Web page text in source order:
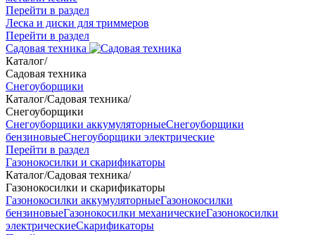
Перейти в раздел
Леска и диски для триммеров
Перейти в раздел
Садовая техника
Каталог/
Садовая техника
Снегоуборщики
Каталог/Садовая техника/
Снегоуборщики
Снегоуборщики аккумуляторныеСнегоуборщики
бензиновыеСнегоуборщики электрические
Перейти в раздел
Газонокосилки и скарификаторы
Каталог/Садовая техника/
Газонокосилки и скарификаторы
Газонокосилки аккумуляторныеГазонокосилки
бензиновыеГазонокосилки механическиеГазонокосилки
электрическиеСкарификаторы